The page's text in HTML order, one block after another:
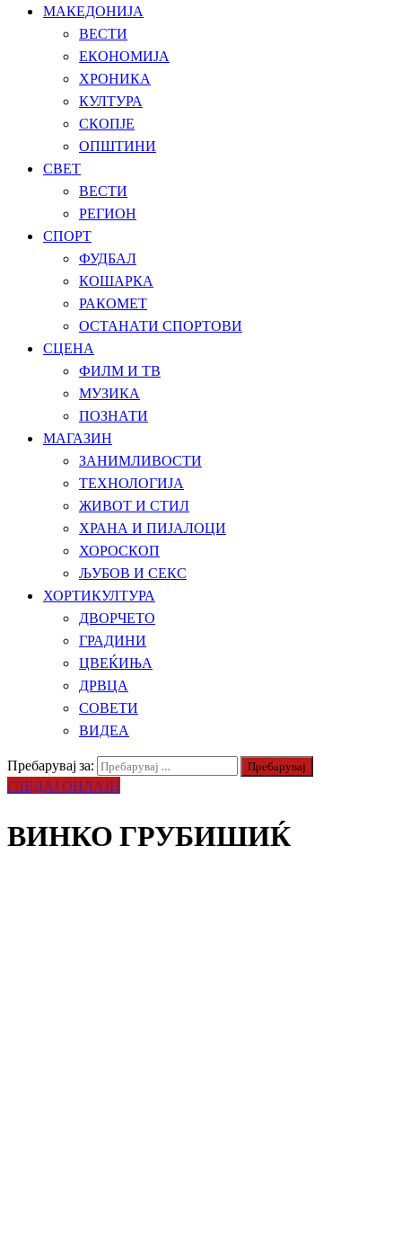
МАКЕДОНИЈА
ВЕСТИ
ЕКОНОМИЈА
ХРОНИКА
КУЛТУРА
СКОПЈЕ
ОПШТИНИ
СВЕТ
ВЕСТИ
РЕГИОН
СПОРТ
ФУДБАЛ
КОШАРКА
РАКОМЕТ
ОСТАНАТИ СПОРТОВИ
СЦЕНА
ФИЛМ И ТВ
МУЗИКА
ПОЗНАТИ
МАГАЗИН
ЗАНИМЛИВОСТИ
ТЕХНОЛОГИЈА
ЖИВОТ И СТИЛ
ХРАНА И ПИЈАЛОЦИ
ХОРОСКОП
ЉУБОВ И СЕКС
ХОРТИКУЛТУРА
ДВОРЧЕТО
ГРАДИНИ
ЦВЕЌИЊА
ДРВЦА
СОВЕТИ
ВИДЕА
Пребарувај за:
ГЛЕДАЈ ОНЛАЈН
ВИНКО ГРУБИШИЌ